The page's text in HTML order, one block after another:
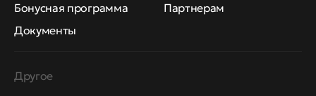
Бонусная программа
Документы
Партнерам
Другое